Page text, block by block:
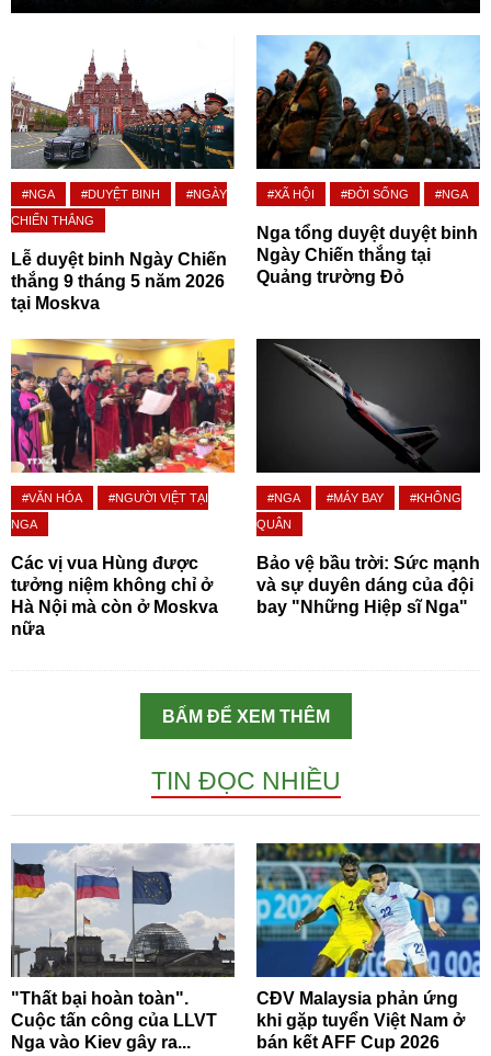
#NGA #DUYỆT BINH
#NGÀY
CHIẾN THẮNG
Lễ duyệt binh Ngày Chiến
thắng 9 tháng 5 năm 2026
tại Moskva
#XÃ HỘI #ĐỜI SỐNG #NGA
Nga tổng duyệt duyệt binh
Ngày Chiến thắng tại
Quảng trường Đỏ
#VĂN HÓA
#NGƯỜI VIỆT TẠI
NGA
Các vị vua Hùng được
tưởng niệm không chỉ ở
Hà Nội mà còn ở Moskva
nữa
#NGA #MÁY BAY
#KHÔNG
QUÂN
Bảo vệ bầu trời: Sức mạnh
và sự duyên dáng của đội
bay "Những Hiệp sĩ Nga"
BẤM ĐỂ XEM THÊM
TIN ĐỌC NHIỀU
"Thất bại hoàn toàn".
Cuộc tấn công của LLVT
Nga vào Kiev gây ra...
CĐV Malaysia phản ứng
khi gặp tuyển Việt Nam ở
bán kết AFF Cup 2026